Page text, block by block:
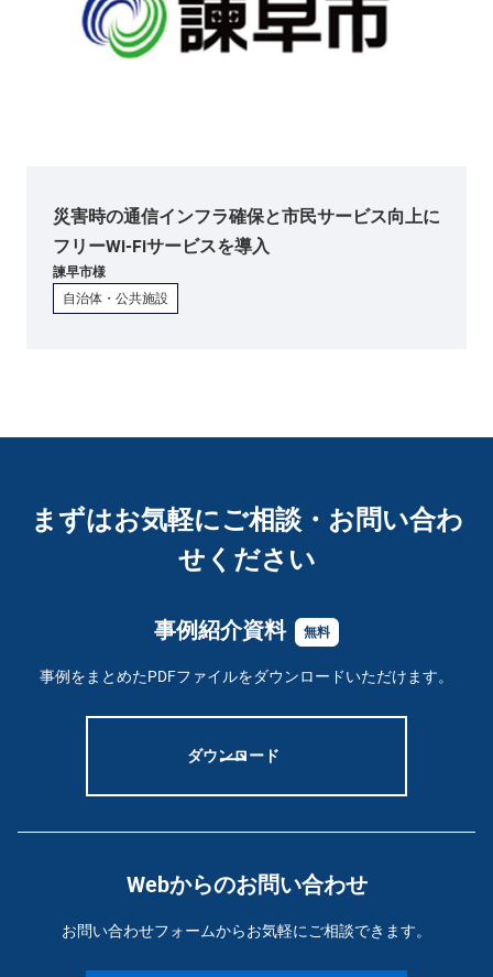
災害時の通信インフラ確保と市民サービス向上に
フリーWi-Fiサービスを導入
諫早市様
自治体・公共施設
まずはお気軽にご相談・お問い合わ
せください
事例紹介資料 無料
事例をまとめたPDFファイルをダウンロードいただけます。
ダウンロード
Webからのお問い合わせ
お問い合わせフォームからお気軽にご相談できます。